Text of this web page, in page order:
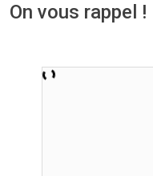
On vous rappel !